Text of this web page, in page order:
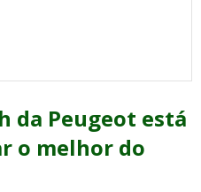
da Peugeot está
o melhor do